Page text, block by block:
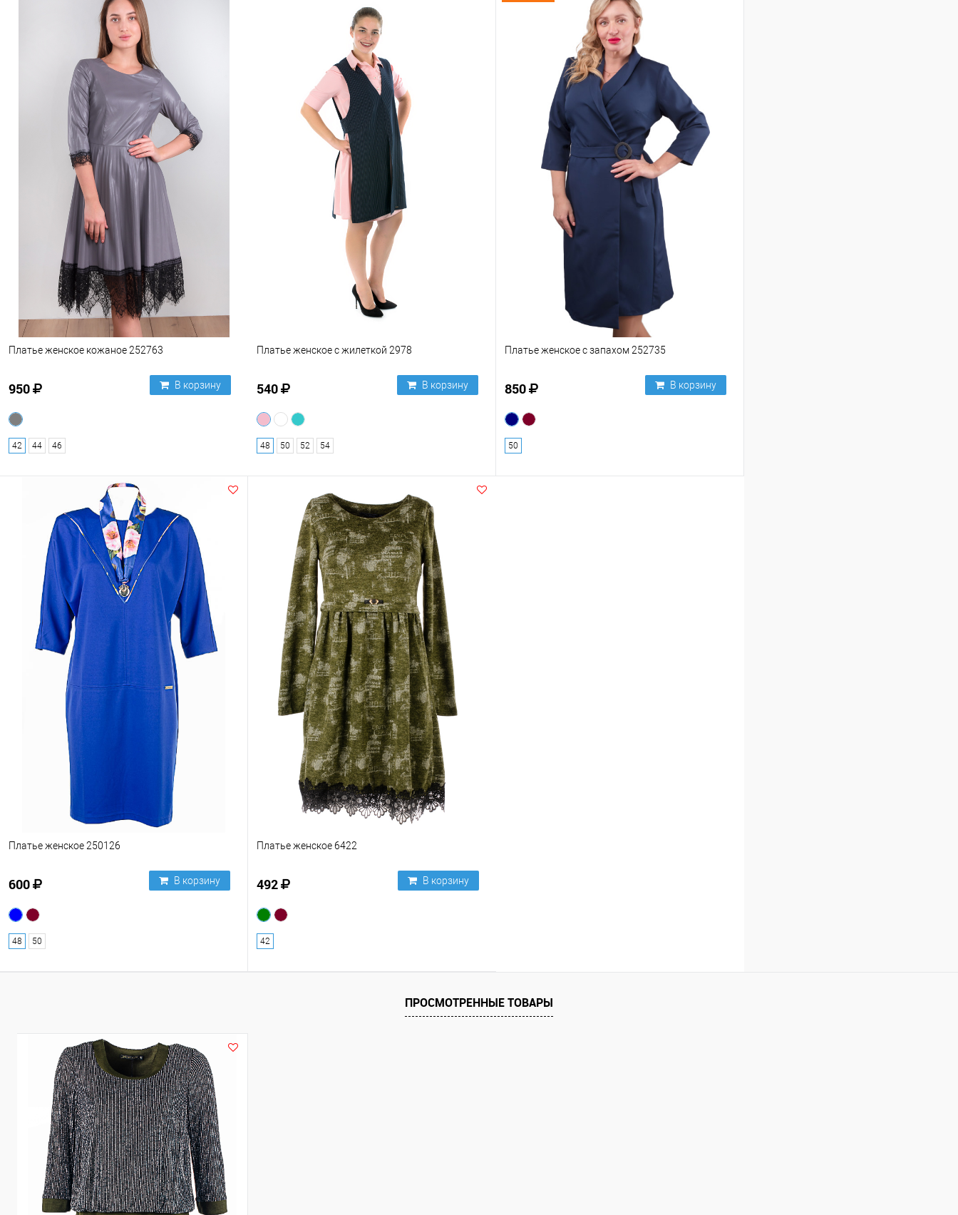
Платье женское кожаное 252763
950 В корзину
42 44 46
Платье женское с жилеткой 2978
540 В корзину
48 50 52 54
Платье женское с запахом 252735
850 В корзину
50
Платье женское 250126
600 В корзину
48 50
Платье женское 6422
492 В корзину
42
ПРОСМОТРЕННЫЕ ТОВАРЫ